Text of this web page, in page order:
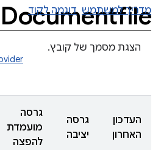
Documentfile
מדריך למשתמש דוגמה לקוד
הצגת מסמך של קובץ.
העדכון
האחרון
גרסה
יציבה
גרסה
מועמדת
להפצה